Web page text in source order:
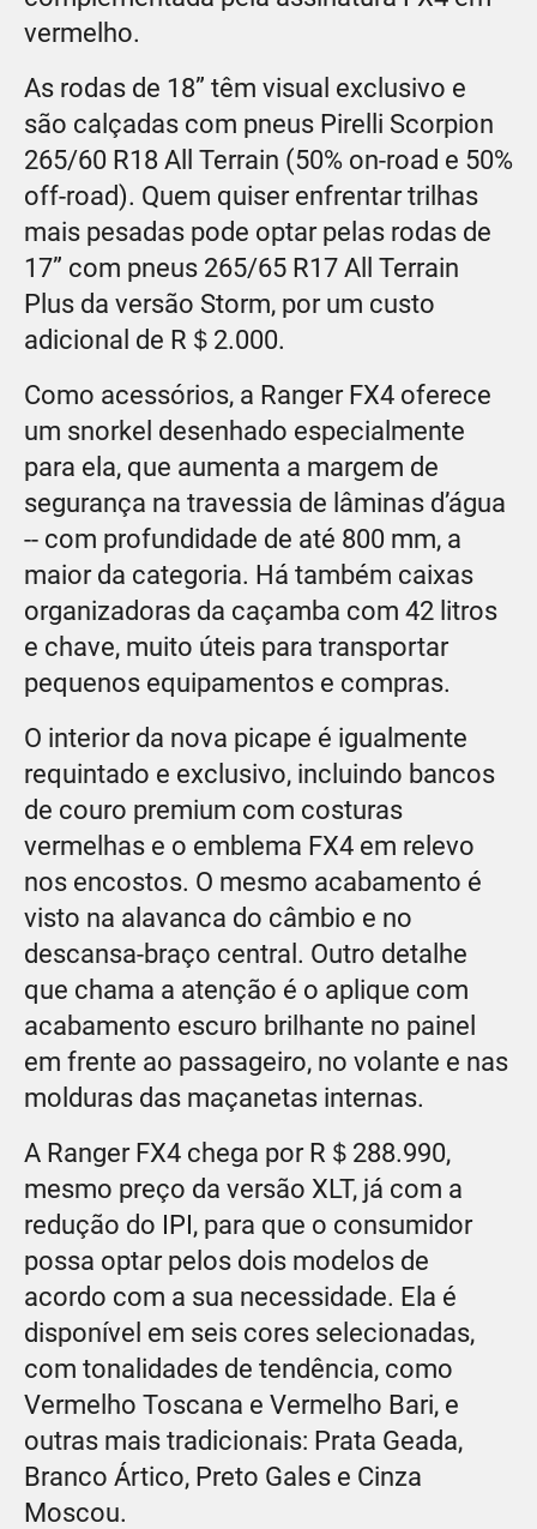
vermelho.
As rodas de 18” têm visual exclusivo e
são calçadas com pneus Pirelli Scorpion
265/60 R18 All Terrain (50% on-road e 50%
off-road). Quem quiser enfrentar trilhas
mais pesadas pode optar pelas rodas de
17” com pneus 265/65 R17 All Terrain
Plus da versão Storm, por um custo
adicional de R＄2.000.
Como acessórios, a Ranger FX4 oferece
um snorkel desenhado especialmente
para ela, que aumenta a margem de
segurança na travessia de lâminas d’água
-- com profundidade de até 800 mm, a
maior da categoria. Há também caixas
organizadoras da caçamba com 42 litros
e chave, muito úteis para transportar
pequenos equipamentos e compras.
O interior da nova picape é igualmente
requintado e exclusivo, incluindo bancos
de couro premium com costuras
vermelhas e o emblema FX4 em relevo
nos encostos. O mesmo acabamento é
visto na alavanca do câmbio e no
descansa-braço central. Outro detalhe
que chama a atenção é o aplique com
acabamento escuro brilhante no painel
em frente ao passageiro, no volante e nas
molduras das maçanetas internas.
A Ranger FX4 chega por R＄288.990,
mesmo preço da versão XLT, já com a
redução do IPI, para que o consumidor
possa optar pelos dois modelos de
acordo com a sua necessidade. Ela é
disponível em seis cores selecionadas,
com tonalidades de tendência, como
Vermelho Toscana e Vermelho Bari, e
outras mais tradicionais: Prata Geada,
Branco Ártico, Preto Gales e Cinza
Moscou.